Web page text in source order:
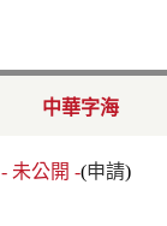
中華字海
- 未公開 -(申請)